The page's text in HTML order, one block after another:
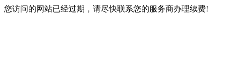
您访问的网站已经过期，请尽快联系您的服务商办理续费!